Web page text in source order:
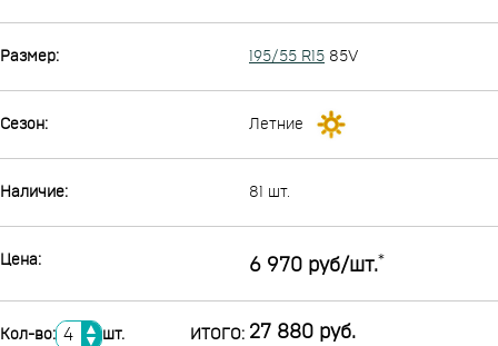
Размер: 195/55 R15 85V
Сезон: Летние
Наличие: 81 шт.
Цена: 6 970 руб/шт.*
Кол-во: ▲
▼ шт. ИТОГО: 27 880 руб.